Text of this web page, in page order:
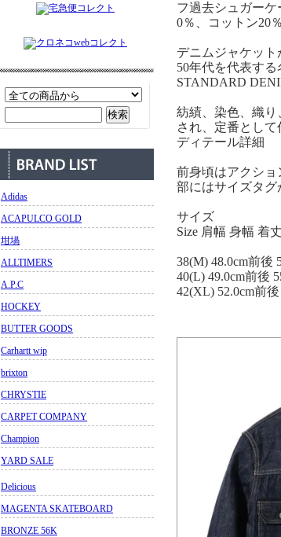
Adidas
ACAPULCO GOLD
坩堝
ALLTIMERS
A.P.C
HOCKEY
BUTTER GOODS
Carhartt wip
brixton
CHRYSTIE
CARPET COMPANY
Champion
YARD SALE
Delicious
MAGENTA SKATEBOARD
BRONZE 56K
フ過去シュガー
0％、コットン20
デニムジャケッ
50年代を代表す
STANDARD
紡績、染色、織
され、定番として
ディテール詳細
前身頃はアクシ
部にはサイズタグ
サイズ
Size 肩幅 身幅 着
38(M) 48.0cm前後
40(L) 49.0cm前後
42(XL) 52.0cm前